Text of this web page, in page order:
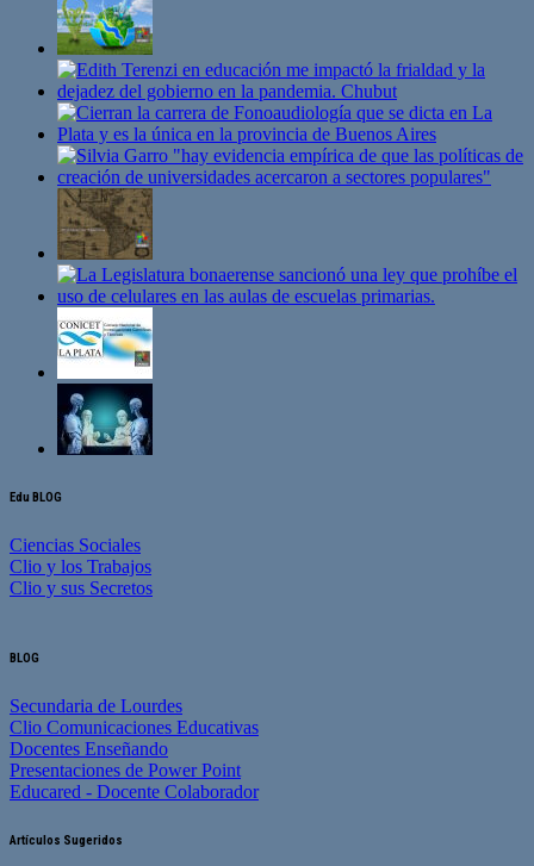
Edu BLOG
Ciencias Sociales
Clio y los Trabajos
Clio y sus Secretos
BLOG
Secundaria de Lourdes
Clio Comunicaciones Educativas
Docentes Enseñando
Presentaciones de Power Point
Educared - Docente Colaborador
Artículos Sugeridos